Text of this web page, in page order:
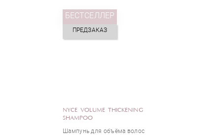
БЕСТСЕЛЛЕР
ПРЕДЗАКАЗ
NYCE VOLUME THICKENING
SHAMPOO
Шампунь для объёма волос